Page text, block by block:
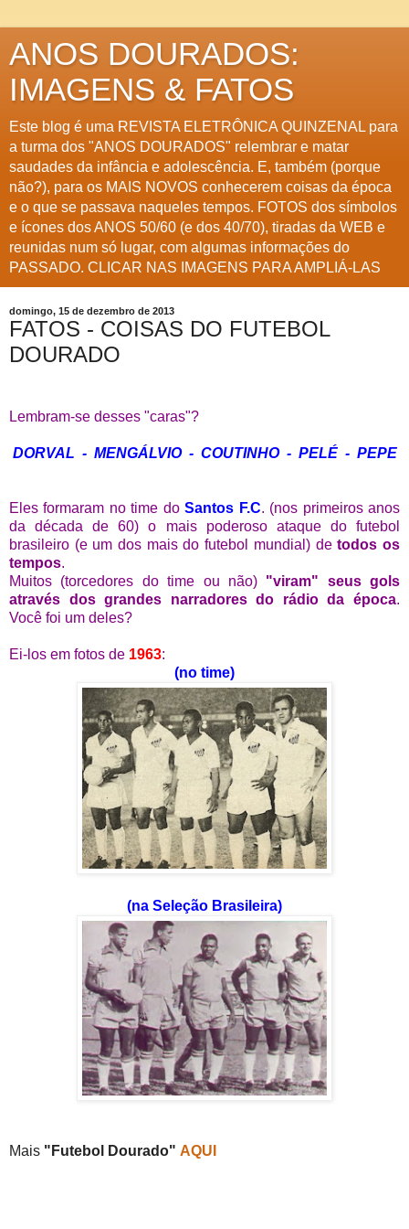
ANOS DOURADOS:
IMAGENS & FATOS
Este blog é uma REVISTA ELETRÔNICA QUINZENAL para
a turma dos "ANOS DOURADOS" relembrar e matar
saudades da infância e adolescência. E, também (porque
não?), para os MAIS NOVOS conhecerem coisas da época
e o que se passava naqueles tempos. FOTOS dos símbolos
e ícones dos ANOS 50/60 (e dos 40/70), tiradas da WEB e
reunidas num só lugar, com algumas informações do
PASSADO. CLICAR NAS IMAGENS PARA AMPLIÁ-LAS
domingo, 15 de dezembro de 2013
FATOS - COISAS DO FUTEBOL
DOURADO
Lembram-se desses "caras"?
DORVAL - MENGÁLVIO - COUTINHO - PELÉ - PEPE
Eles formaram notime doSantos F.C. (nos primeiros anos
da década de 60) o mais poderoso ataque do futebol
brasileiro (e um dos mais do futebol mundial) detodos os
tempos.
Muitos (torcedores do time ou não) "viram" seus gols
através dos grandes narradores do rádio da época.
Você foi um deles?
Ei-los em fotos de 1963:
(no time)
(na Seleção Brasileira)
Mais "Futebol Dourado" AQUI